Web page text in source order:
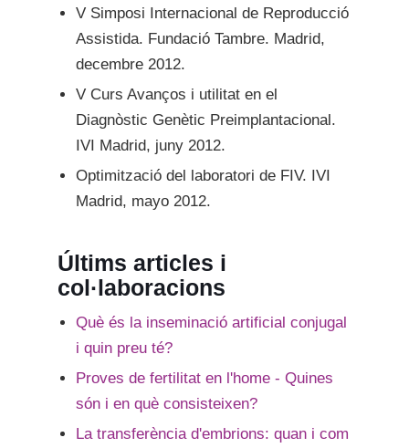
V Simposi Internacional de Reproducció
Assistida. Fundació Tambre. Madrid,
decembre 2012.
V Curs Avanços i utilitat en el
Diagnòstic Genètic Preimplantacional.
IVI Madrid, juny 2012.
Optimització del laboratori de FIV. IVI
Madrid, mayo 2012.
Últims articles i
col·laboracions
Què és la inseminació artificial conjugal
i quin preu té?
Proves de fertilitat en l'home - Quines
són i en què consisteixen?
La transferència d'embrions: quan i com